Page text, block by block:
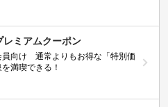
レミアムクーポン
員向け 通常よりもお得な「特別価
満喫できる！